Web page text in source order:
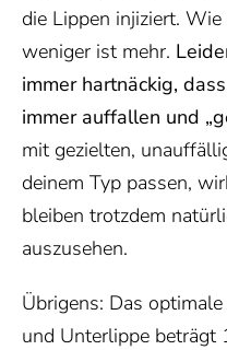
die Lippen injiziert.
weniger ist mehr.
immer hartnäckig,
immer auffallen und
mit gezielten,
deinem Typ passen,
bleiben trotzdem
auszusehen.
Übrigens: Das
und Unterlippe beträgt